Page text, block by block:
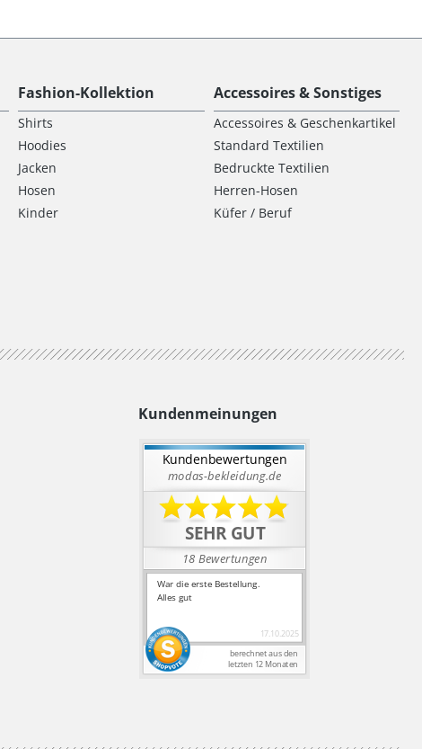
Fashion-Kollektion
Shirts
Hoodies
Jacken
Hosen
Kinder
Accessoires & Sonstiges
Accessoires & Geschenkartikel
Standard Textilien
Bedruckte Textilien
Herren-Hosen
Küfer / Beruf
Kundenmeinungen